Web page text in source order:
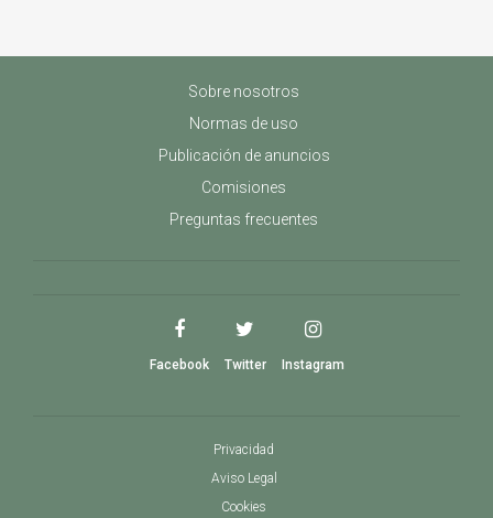
Sobre nosotros
Normas de uso
Publicación de anuncios
Comisiones
Preguntas frecuentes
Facebook Twitter Instagram
Privacidad
Aviso Legal
Cookies